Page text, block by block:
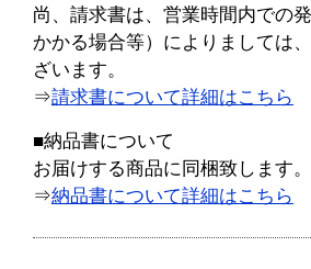
尚、請求書は、営業時間内での
かかる場合等）によりましては
ざいます。
⇒請求書について詳細はこちら
■納品書について
お届けする商品に同梱致します。
⇒納品書について詳細はこちら